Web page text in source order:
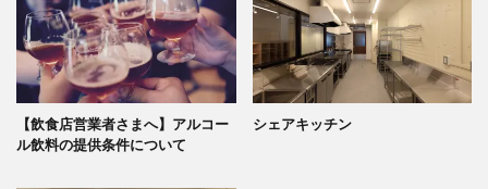
【飲食店営業者さまへ】アルコー
ル飲料の提供条件について
シェアキッチン